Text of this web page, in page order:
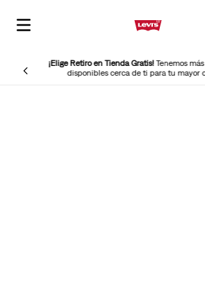
¡Elige Retiro en Tienda Gratis!Tenemos más
disponibles cerca de ti para tu mayor